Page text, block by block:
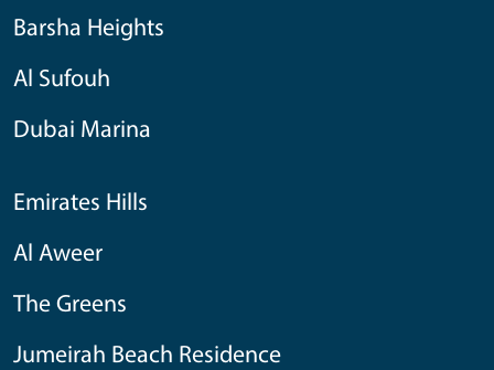
Barsha Heights
Al Sufouh
Dubai Marina
Emirates Hills
Al Aweer
The Greens
Jumeirah Beach Residence